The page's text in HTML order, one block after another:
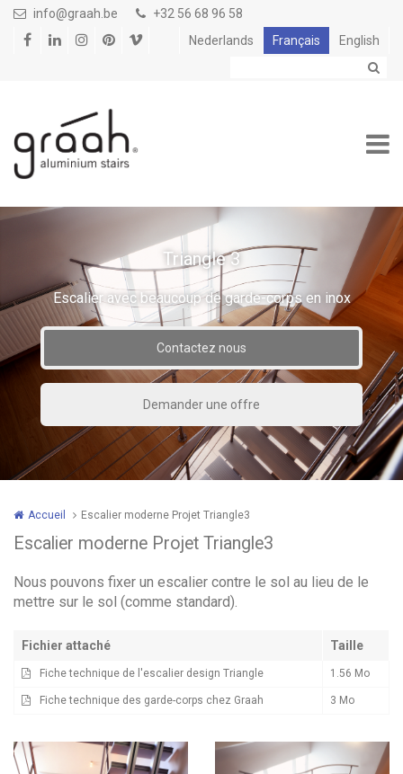
Aller au contenu principal
info@graah.be
+32 56 68 96 58
Nederlands
Français English
Triangle 3
Escalier avec beaucoup de garde-corps en inox
Accueil Escalier moderne Projet Triangle3
Escalier moderne Projet Triangle3
Nous pouvons fixer un escalier contre le sol au lieu de le
mettre sur le sol (comme standard).
Fichier attaché Taille
Fiche technique de l'escalier design Triangle 1.56 Mo
Fiche technique des garde-corps chez Graah 3 Mo